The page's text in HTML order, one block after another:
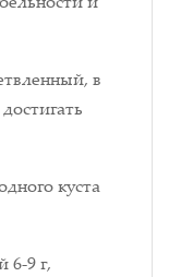
в
куста
6-9 г,